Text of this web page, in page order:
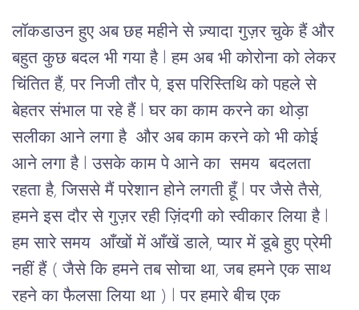
लॉकडाउन हुए अब छह महीने से ज़्यादा गुज़र चुके हैं और
बहुत कुछ बदल भी गया है l हम अब भी कोरोना को लेकर
चिंतित हैं, पर निजी तौर पे, इस परिस्तिथि को पहले से
बेहतर संभाल पा रहे हैं l घर का काम करने का थोड़ा
सलीका आने लगा है  और अब काम करने को भी कोई
आने लगा है l उसके काम पे आने का  समय  बदलता
रहता है, जिससे मैं परेशान होने लगती हूँ l पर जैसे तैसे,
हमने इस दौर से गुज़र रही ज़िंदगी को स्वीकार लिया है l
हम सारे समय  आँखों में आँखें डाले, प्यार में डूबे हुए प्रेमी
नहीं हैं ( जैसे कि हमने तब सोचा था, जब हमने एक साथ
रहने का फैलसा लिया था ) l पर हमारे बीच एक